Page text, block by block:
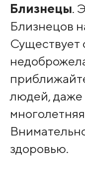
Близнецы.
Близнецов
Существует
людей, даже
здоровью.